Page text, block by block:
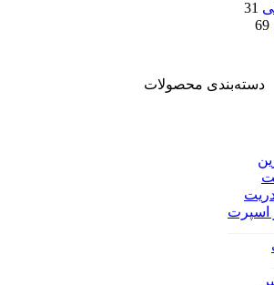
31
69
دسته‌بندی محصولات
اسپرت